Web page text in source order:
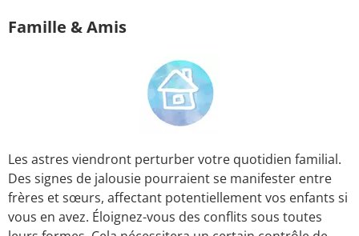
Famille & Amis
Les astres viendront perturber votre quotidien familial.
Des signes de jalousie pourraient se manifester entre
frères et sœurs, affectant potentiellement vos enfants si
vous en avez. Éloignez-vous des conflits sous toutes